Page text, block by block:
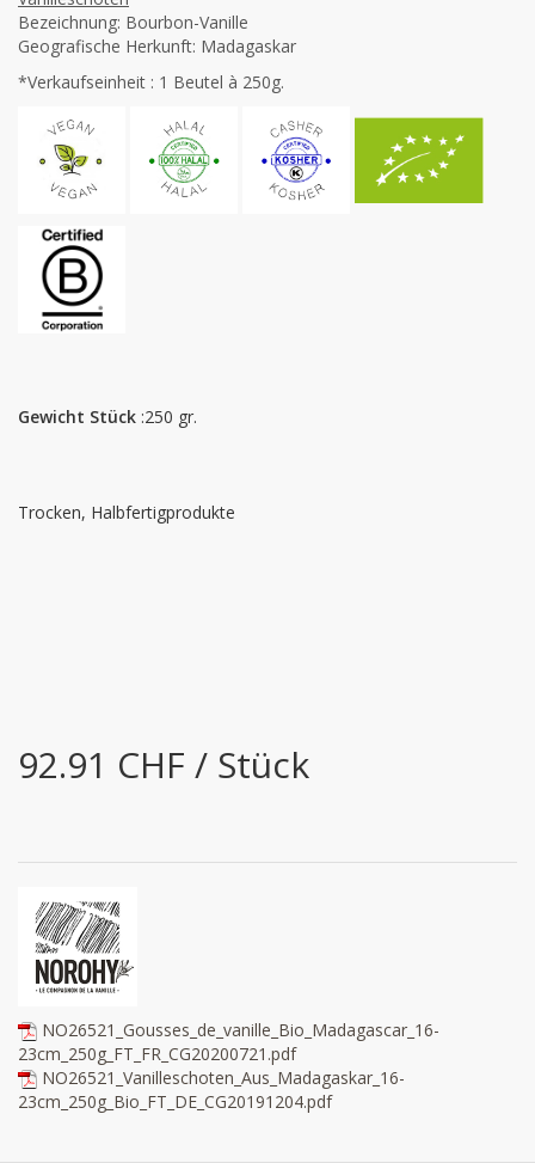
Bezeichnung: Bourbon-Vanille
Geografische Herkunft: Madagaskar
*Verkaufseinheit : 1 Beutel à 250g.
Gewicht Stück :250 gr.
Trocken, Halbfertigprodukte
92.91 CHF / Stück
NO26521_Gousses_de_vanille_Bio_Madagascar_16-
23cm_250g_FT_FR_CG20200721.pdf
NO26521_Vanilleschoten_Aus_Madagaskar_16-
23cm_250g_Bio_FT_DE_CG20191204.pdf